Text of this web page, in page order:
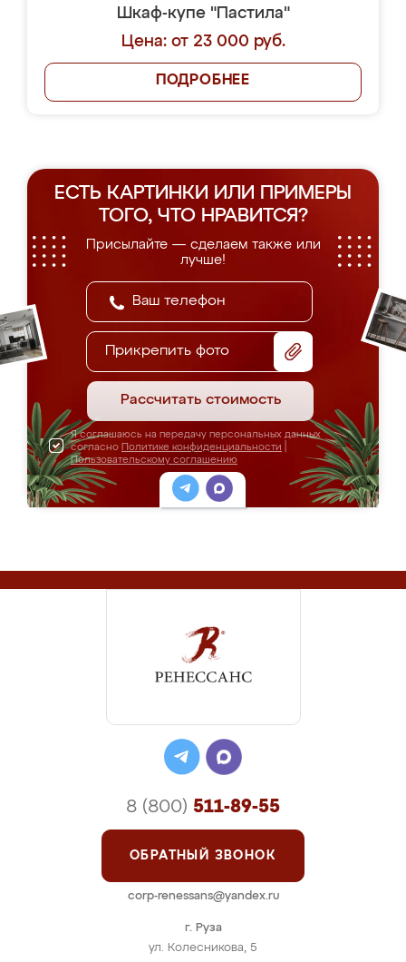
Шкаф-купе "Пастила"
Цена: от 23 000 руб.
ПОДРОБНЕЕ
ЕСТЬ КАРТИНКИ ИЛИ ПРИМЕРЫ
ТОГО, ЧТО НРАВИТСЯ?
Присылайте — сделаем также или
лучше!
Прикрепить фото
Рассчитать стоимость
Я соглашаюсь на передачу персональных данных
согласно Политике конфиденциальности
Пользовательскому соглашению
г. Руза
ул. Колесникова, 5
8 (800) 511-89-55
ОБРАТНЫЙ ЗВОНОК
corp-renessans@yandex.ru